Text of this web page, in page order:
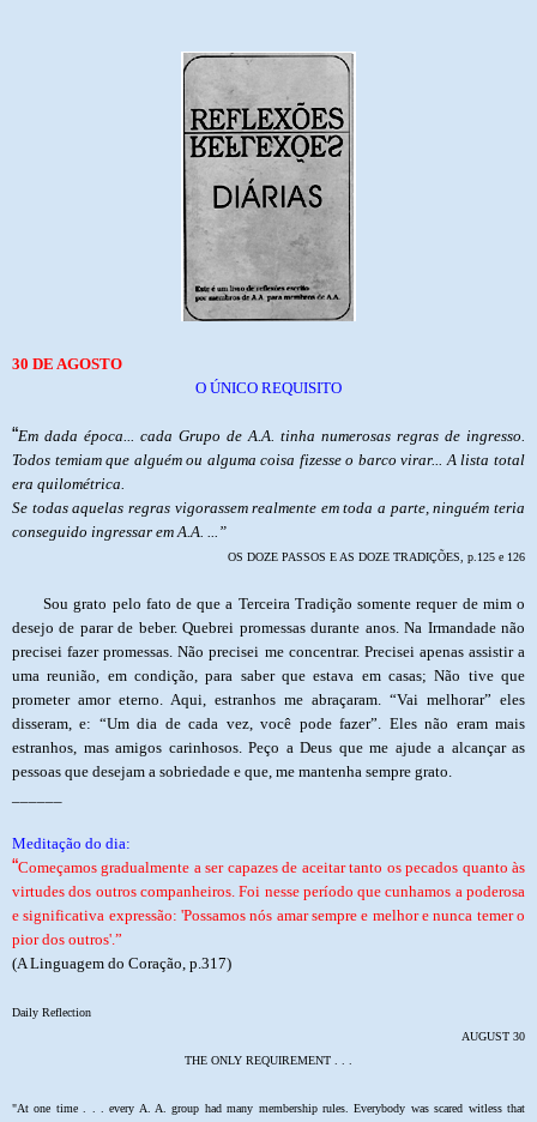
30 DE AGOSTO
O ÚNICO REQUISITO
“Em dada época... cada Grupo de A.A. tinha numerosas regras de ingresso.
Todos temiam que alguém ou alguma coisa fizesse o barco virar... A lista total
era quilométrica.
Se todas aquelas regras vigorassem realmente em toda a parte, ninguém teria
conseguido ingressar em A.A. ...”
OS DOZE PASSOS E AS DOZE TRADIÇÕES, p.125 e 126
Sou grato pelo fato de que a Terceira Tradição somente requer de mim o
desejo de parar de beber. Quebrei promessas durante anos. Na Irmandade não
precisei fazer promessas. Não precisei me concentrar. Precisei apenas assistir a
uma reunião, em condição, para saber que estava em casas; Não tive que
prometer amor eterno. Aqui, estranhos me abraçaram. “Vai melhorar” eles
disseram, e: “Um dia de cada vez, você pode fazer”. Eles não eram mais
estranhos, mas amigos carinhosos. Peço a Deus que me ajude a alcançar as
pessoas que desejam a sobriedade e que, me mantenha sempre grato.
Meditação do dia:
“Começamos gradualmente a ser capazes de aceitar tanto os pecados quanto às
virtudes dos outros companheiros. Foi nesse período que cunhamos a poderosa
e significativa expressão: 'Possamos nós amar sempre e melhor e nunca temer o
pior dos outros'.”
(A Linguagem do Coração, p.317)
Daily Reflection
AUGUST 30
THE ONLY REQUIREMENT . . .
"At one time . . . every A. A. group had many membership rules. Everybody was scared witless that